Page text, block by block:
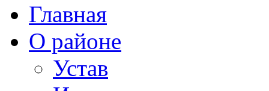
Главная
О районе
Устав